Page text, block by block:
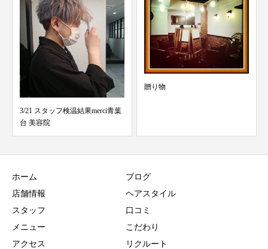
贈り物
ホーム
店舗情報
スタッフ
メニュー
アクセス
ブログ
ヘアスタイル
口コミ
こだわり
リクルート